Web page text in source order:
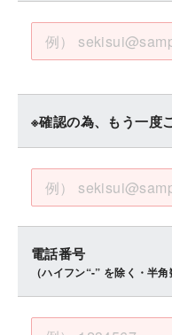
※確認の為、もう一度
電話番号
（ハイフン“-” を除く・半角